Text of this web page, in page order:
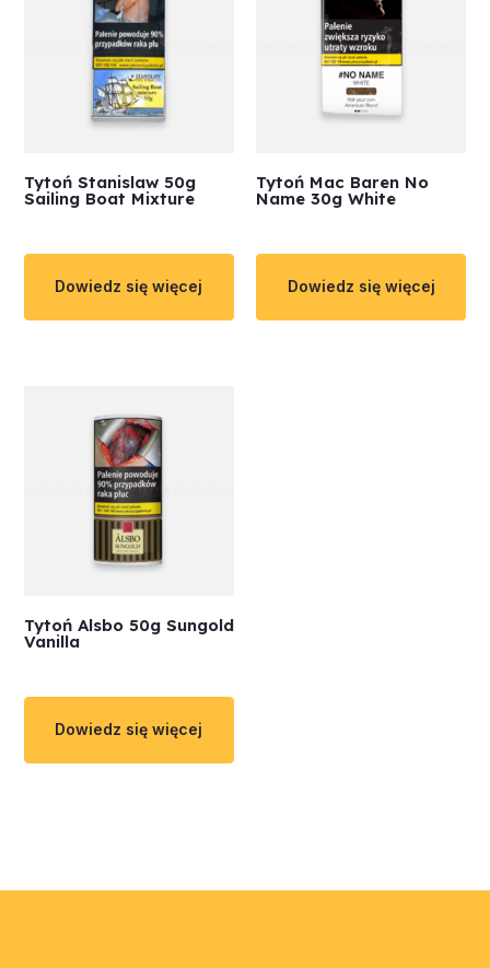
Tytoń Stanislaw 50g
Sailing Boat Mixture
Dowiedz się więcej
Tytoń Mac Baren No
Name 30g White
Dowiedz się więcej
Tytoń Alsbo 50g Sungold
Vanilla
Dowiedz się więcej